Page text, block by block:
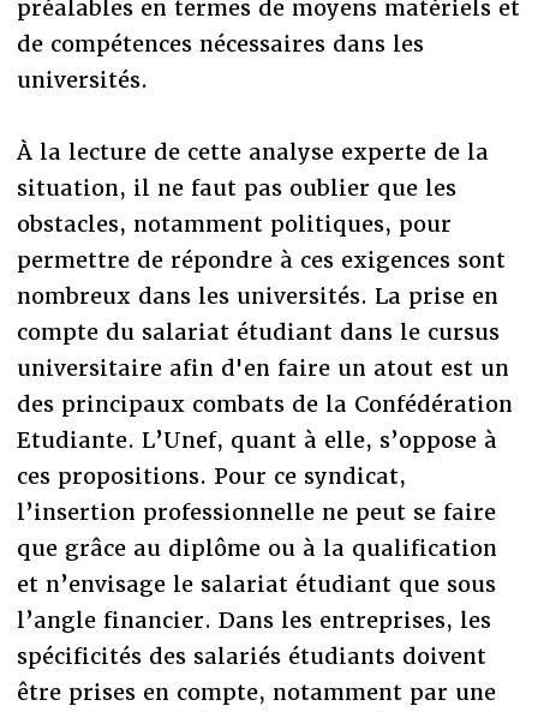
préalables en termes de moyens matériels et
de compétences nécessaires dans les
universités.
À la lecture de cette analyse experte de la
situation, il ne faut pas oublier que les
obstacles, notamment politiques, pour
permettre de répondre à ces exigences sont
nombreux dans les universités. La prise en
compte du salariat étudiant dans le cursus
universitaire afin d'en faire un atout est un
des principaux combats de la Confédération
Etudiante. L’Unef, quant à elle, s’oppose à
ces propositions. Pour ce syndicat,
l’insertion professionnelle ne peut se faire
que grâce au diplôme ou à la qualification
et n’envisage le salariat étudiant que sous
l’angle financier. Dans les entreprises, les
spécificités des salariés étudiants doivent
être prises en compte, notamment par une